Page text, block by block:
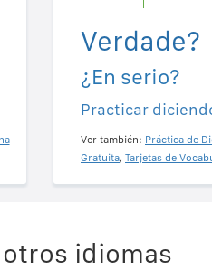
Verdade?
¿En serio?
Practicar
Ver también: Práctica de
Gratuita, Tarjetas de
idiomas